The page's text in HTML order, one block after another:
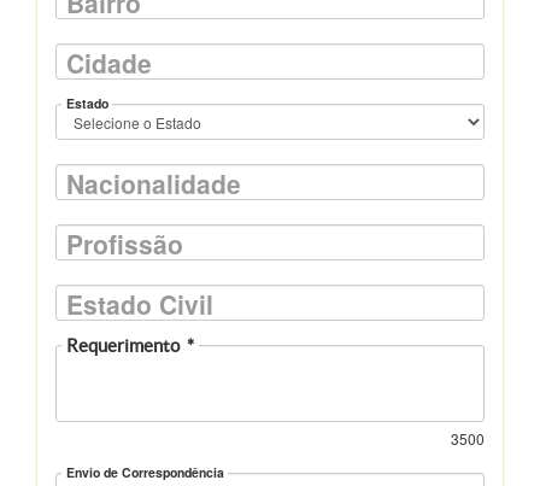
Cidade
Estado
Nacionalidade
Profissão
Estado Civil
Requerimento *
3500
Envio de Correspondência